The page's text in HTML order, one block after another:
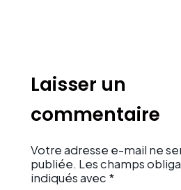
Laisser un
commentaire
Votre adresse e-mail ne
publiée. Les champs
indiqués avec *